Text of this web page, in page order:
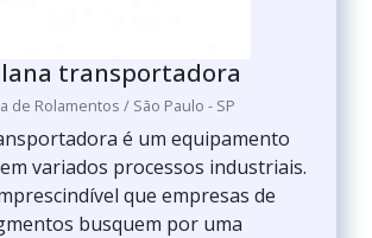
transportadora
de Rolamentos / São Paulo - SP
é um equipamento
variados processos industriais.
que empresas de
busquem por uma